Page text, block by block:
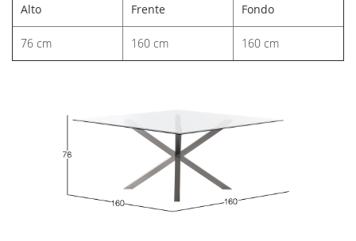
Alto Frente Fondo
76 cm 160 cm 160 cm